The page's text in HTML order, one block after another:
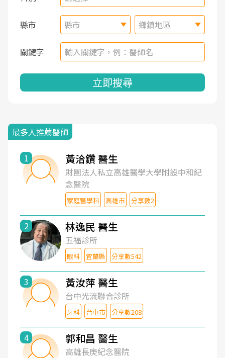
縣市 縣市 鄉鎮地區
關鍵字
立即搜尋
最多人推薦醫師
1 黃洽鑽 醫生
財團法人私立高雄醫學大學附設中和紀
念醫院
家庭醫學科 高雄市 分享數2
2 林逸民 醫生
五福診所
眼科 宜蘭縣 分享數542
3 黃汝萍 醫生
台中光流聯合診所
牙科 台中市 分享數208
4 郭和昌 醫生
高雄長庚紀念醫院